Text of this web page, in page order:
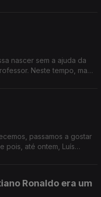
nascer sem a ajuda da
Neste tempo, mais
passamos a gostar
pois, até ontem, Luís
Ronaldo era um